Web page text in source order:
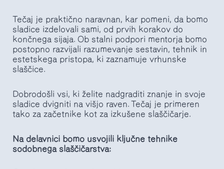
Tečaj je praktično naravnan, kar pomeni, da bomo
sladice izdelovali sami, od prvih korakov do
končnega sijaja. Ob stalni podpori mentorja bomo
postopno razvijali razumevanje sestavin, tehnik in
estetskega pristopa, ki zaznamuje vrhunske
slaščice.
Dobrodošli vsi, ki želite nadgraditi znanje in svoje
sladice dvigniti na višjo raven. Tečaj je primeren
tako za začetnike kot za izkušene slaščičarje.
Na delavnici bomo usvojili ključne tehnike
sodobnega slaščičarstva: